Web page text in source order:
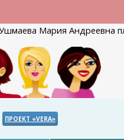
ПРОЕКТ «VERA»